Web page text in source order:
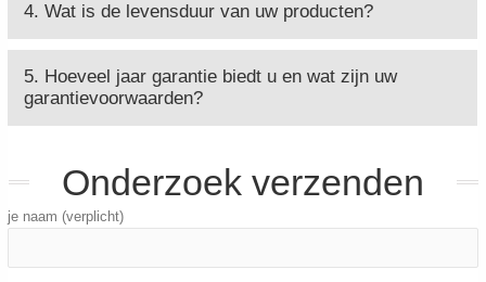
4. Wat is de levensduur van uw producten?
5. Hoeveel jaar garantie biedt u en wat zijn uw
garantievoorwaarden?
Onderzoek verzenden
je naam (verplicht)